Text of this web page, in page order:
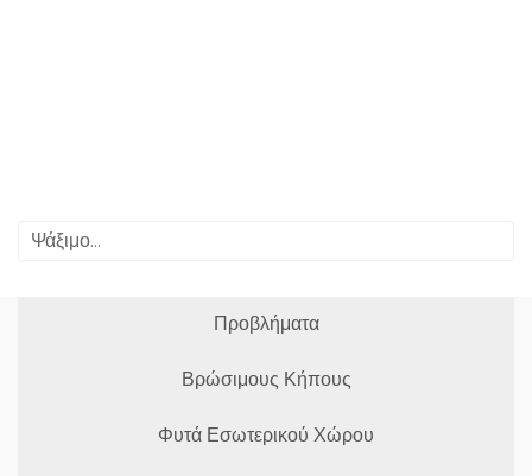
Προβλήματα
Βρώσιμους Κήπους
Φυτά Εσωτερικού Χώρου